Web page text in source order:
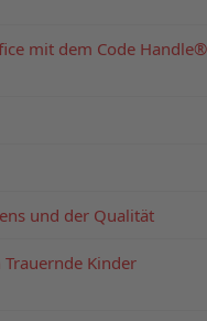
mit dem Code Handle®
und der Qualität
Trauernde Kinder